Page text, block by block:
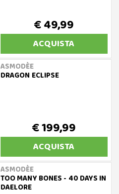
€ 49,99
ACQUISTA
ASMODÈE
DRAGON ECLIPSE
€ 199,99
ACQUISTA
ASMODÈE
TOO MANY BONES - 40 DAYS IN
DAELORE